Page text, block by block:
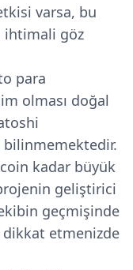
varsa, bu
ihtimali göz
para
olması doğal
bilinmemektedir.
kadar büyük
geliştirici
geçmişinde
etmenizde